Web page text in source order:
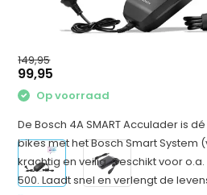
149,95
99,95
Op voorraad
De Bosch 4A SMART Acculader is
bikes met het Bosch Smart System
krachtig en veilig. Geschikt voor
500. Laadt snel en verlengt de